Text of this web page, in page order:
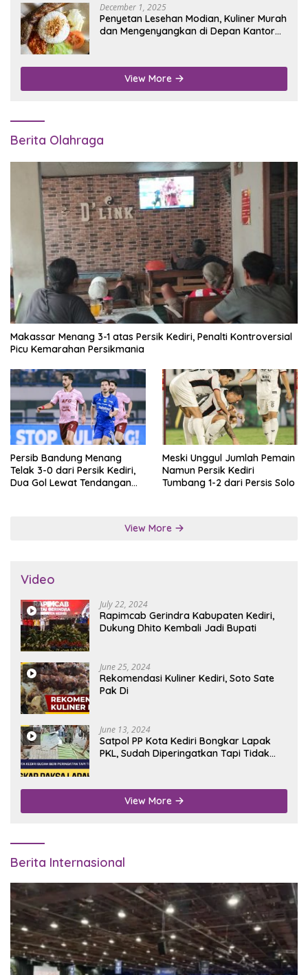
December 1, 2025
Penyetan Lesehan Modian, Kuliner Murah
dan Mengenyangkan di Depan Kantor
View More
Berita Olahraga
Makassar Menang 3-1 atas Persik Kediri, Penalti Kontroversial
Picu Kemarahan Persikmania
Persib Bandung Menang
Telak 3-0 dari Persik Kediri,
Dua Gol Lewat Tendangan
Meski Unggul Jumlah Pemain
Namun Persik Kediri
Tumbang 1-2 dari Persis Solo
View More
Video
July 22, 2024
Rapimcab Gerindra Kabupaten Kediri,
Dukung Dhito Kembali Jadi Bupati
June 25, 2024
Rekomendasi Kuliner Kediri, Soto Sate
Pak Di
June 13, 2024
Satpol PP Kota Kediri Bongkar Lapak
PKL, Sudah Diperingatkan Tapi Tidak
View More
Berita Internasional